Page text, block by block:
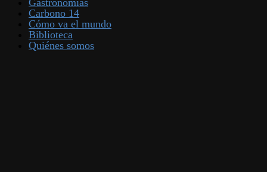
Carbono 14
Cómo va el mundo
Biblioteca
Quiénes somos